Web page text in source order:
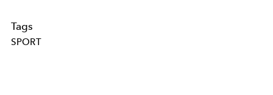
Tags
SPORT